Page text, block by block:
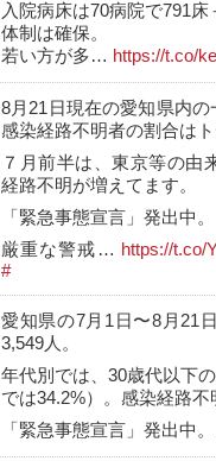
入院病床は70病院で791
体制は確保。
若い方が多… https://t.co/
8月21日現在の愛知県内
感染経路不明者の割合は
７月前半は、東京等の由
経路不明が増えてます。
「緊急事態宣言」発出中。
厳重な警戒… https://t.co/
#
愛知県の7月1日〜8月21
3,549人。
年代別では、30歳代以下
では34.2%）。感染経路
「緊急事態宣言」発出中